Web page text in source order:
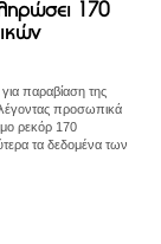
170
παραβίαση της
προσωπικά
ρεκόρ 170
τα δεδομένα των